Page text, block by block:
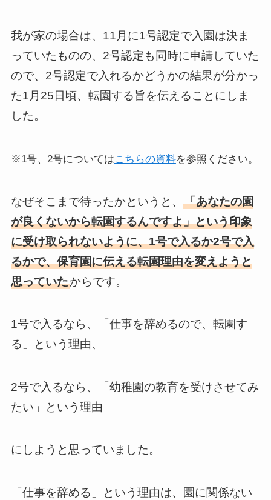
我が家の場合は、11月に1号認定で入園は決ま
っていたものの、2号認定も同時に申請していた
ので、2号認定で入れるかどうかの結果が分かっ
た1月25日頃、転園する旨を伝えることにしま
した。
※1号、2号についてはこちらの資料を参照ください。
なぜそこまで待ったかというと、 「あなたの園
が良くないから転園するんですよ」という印象
に受け取られないように、1号で入るか2号で入
るかで、保育園に伝える転園理由を変えようと
思っていたからです。
1号で入るなら、「仕事を辞めるので、転園す
る」という理由、
2号で入るなら、「幼稚園の教育を受けさせてみ
たい」という理由
にしようと思っていました。
「仕事を辞める」という理由は、園に関係ない